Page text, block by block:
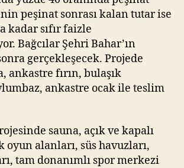
peşinat sonrası kalan tutar ise
kadar sıfır faizle
Bağcılar Şehri Bahar’ın
gerçekleşecek. Projede
ankastre fırın, bulaşık
ankastre ocak ile teslim
sauna, açık ve kapalı
oyun alanları, süs havuzları,
tam donanımlı spor merkezi